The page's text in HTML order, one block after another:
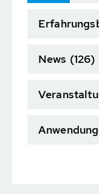
News (126)